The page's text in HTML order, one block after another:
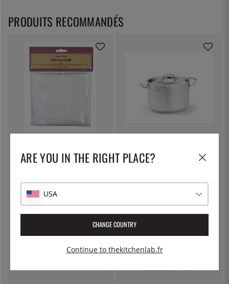
Kitchen Craft
verrouillable, 5 litres - Patina
PRODUITS RECOMMANDÉS
ARE YOU IN THE RIGHT PLACE?
USA
CHANGE COUNTRY
Continue to thekitchenlab.fr